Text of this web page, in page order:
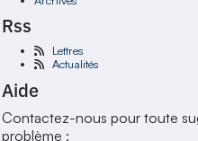
Rss
Lettres
Actualités
Aide
Contactez-nous pour toute
problème :